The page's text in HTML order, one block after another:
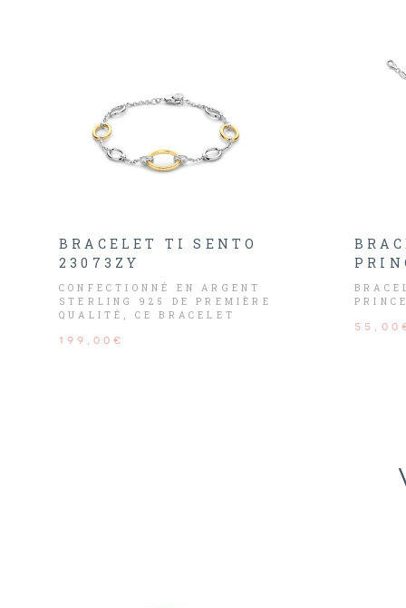
BRACELET TI SENTO
23073ZY
CONFECTIONNÉ EN ARGENT
STERLING 925 DE PREMIÈRE
QUALITÉ, CE BRACELET
OR TI SENTO 23073ZY
199,00€